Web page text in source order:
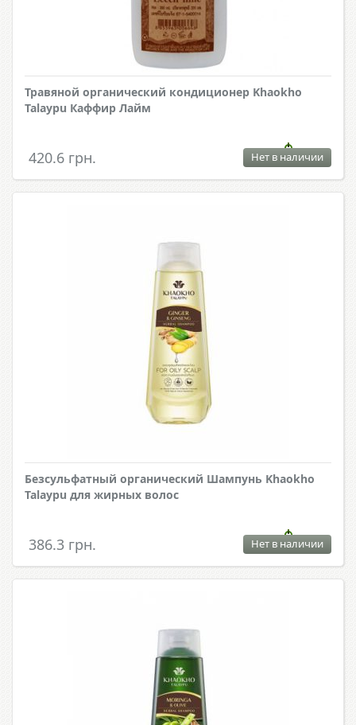
Травяной органический кондиционер Khaokho
Talaypu Каффир Лайм
420.6 грн. Нет в наличии
Безсульфатный органический Шампунь Khaokho
Talaypu для жирных волос
386.3 грн. Нет в наличии